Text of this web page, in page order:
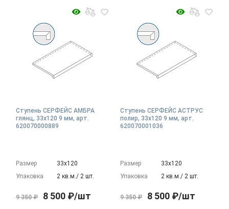
Ступень СЕРФЕЙС АМБРА
глянц, 33x120 9 мм, арт.
620070000889
Размер
33х120
Упаковка
2 кв.м./ 2 шт.
9 350 ₽ 8 500 ₽/шт
Ступень СЕРФЕЙС АСТРУС
полир, 33x120 9 мм, арт.
620070001036
Размер
33х120
Упаковка
2 кв.м./ 2 шт.
9 350 ₽ 8 500 ₽/шт